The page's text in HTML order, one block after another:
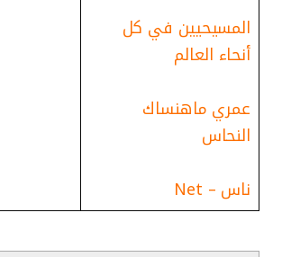
المسيحيين في كل
أنحاء العالم
عمري ماهنساك
النحاس
ناس – Net